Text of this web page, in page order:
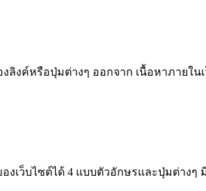
ลิงค์หรือปุ่มต่างๆ ออกจาก เนื้อหาภายใน
งเว็บไซต์ได้ 4 แบบตัวอักษรและปุ่มต่างๆ